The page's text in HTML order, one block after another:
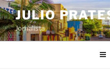
Pular
para
o
conteúdo
JULIO
Jornalista